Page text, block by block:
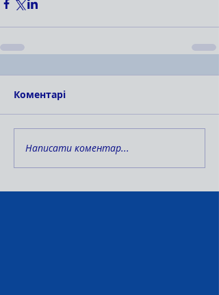
Коментарі
Написати коментар...